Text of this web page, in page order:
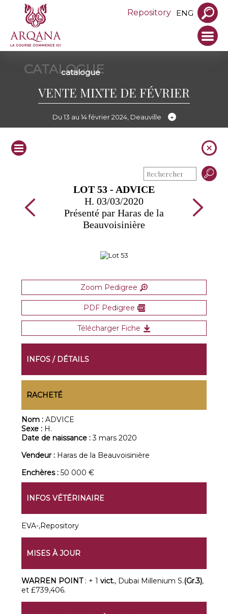
Repository ENG
CATALOGUE
catalogue
VENTE MIXTE DE FÉVRIER
Du 13 au 14 février 2024, Deauville
LOT 53 - ADVICE
H. 03/03/2020
Présenté par Haras de la
Beauvoisinière
Zoom Pedigree
PDF Pedigree
Télécharger Fiche
INFOS / DÉTAILS
RACHETÉ
Nom :ADVICE
Sexe : H.
Date de naissance :3 mars 2020
Vendeur : Haras de la Beauvoisinière
Enchères :50 000 €
INFOS VÉTÉRINAIRE
EVA-,Repository
MISES À JOUR
WARREN POINT: + 1vict., Dubai Millenium S.(Gr.3),
et £739,406.